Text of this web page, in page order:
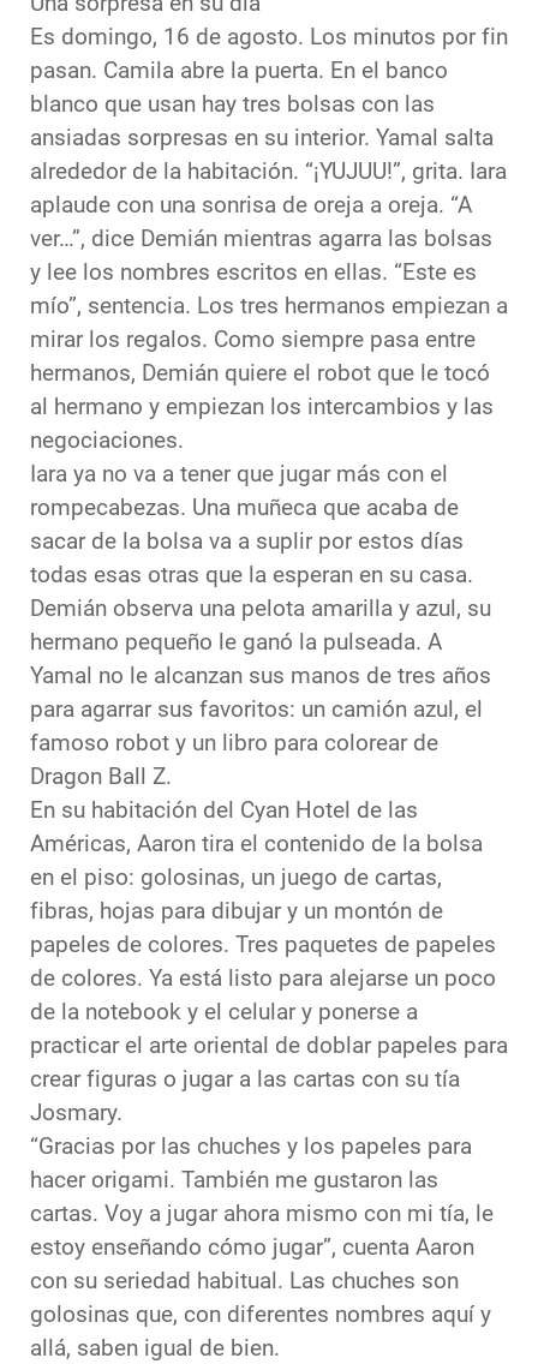
Es domingo, 16 de agosto. Los minutos por fin
pasan. Camila abre la puerta. En el banco
blanco que usan hay tres bolsas con las
ansiadas sorpresas en su interior. Yamal salta
alrededor de la habitación. “¡YUJUU!”, grita. Iara
aplaude con una sonrisa de oreja a oreja. “A
ver…”, dice Demián mientras agarra las bolsas
y lee los nombres escritos en ellas. “Este es
mío”, sentencia. Los tres hermanos empiezan a
mirar los regalos. Como siempre pasa entre
hermanos, Demián quiere el robot que le tocó
al hermano y empiezan los intercambios y las
negociaciones.
Iara ya no va a tener que jugar más con el
rompecabezas. Una muñeca que acaba de
sacar de la bolsa va a suplir por estos días
todas esas otras que la esperan en su casa.
Demián observa una pelota amarilla y azul, su
hermano pequeño le ganó la pulseada. A
Yamal no le alcanzan sus manos de tres años
para agarrar sus favoritos: un camión azul, el
famoso robot y un libro para colorear de
Dragon Ball Z.
En su habitación del Cyan Hotel de las
Américas, Aaron tira el contenido de la bolsa
en el piso: golosinas, un juego de cartas,
fibras, hojas para dibujar y un montón de
papeles de colores. Tres paquetes de papeles
de colores. Ya está listo para alejarse un poco
de la notebook y el celular y ponerse a
practicar el arte oriental de doblar papeles para
crear figuras o jugar a las cartas con su tía
Josmary.
“Gracias por las chuches y los papeles para
hacer origami. También me gustaron las
cartas. Voy a jugar ahora mismo con mi tía, le
estoy enseñando cómo jugar”, cuenta Aaron
con su seriedad habitual. Las chuches son
golosinas que, con diferentes nombres aquí y
allá, saben igual de bien.